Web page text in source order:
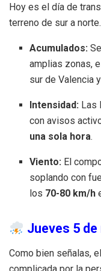
Hoy es el día de
terreno de sur a norte.
Acumulados:
amplias zonas,
sur de Valencia
Intensidad: Las
con avisos
una sola hora.
Viento: El
soplando con
los 70-80 km/h
Jueves 5
Como bien señalas,